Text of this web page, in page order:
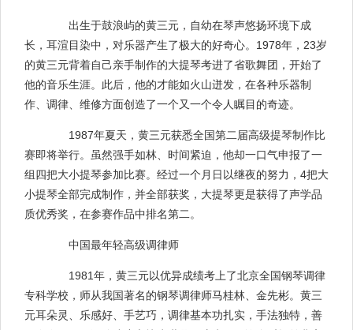
出生于鼓浪屿的黄三元，自幼在琴声悠扬环境下成
长，耳渲目染中，对乐器产生了极大的好奇心。1978年，23岁
的黄三元背着自己亲手制作的大提琴考进了省歌舞团，开始了
他的音乐生涯。此后，他的才能如火山迸发，在各种乐器制
作、调律、维修方面创造了一个又一个令人瞩目的奇迹。
1987年夏天，黄三元获悉全国第二届高级提琴制作比
赛即将举行。虽然强手如林、时间紧迫，他却一口气申报了一
组四把大小提琴参加比赛。经过一个月日以继夜的努力，4把大
小提琴全部完成制作，并全部获奖，大提琴更是获得了声学品
质优秀奖，在参赛作品中排名第二。
中国最年轻高级调律师
1981年，黄三元以优异成绩考上了北京全国钢琴调律
专科学校，师从我国著名的钢琴调律师马桂林、金先彬。黄三
元耳朵灵、乐感好、手艺巧，调律基本功扎实，手法独特，善